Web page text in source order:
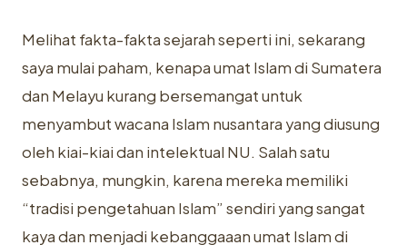
Melihat fakta-fakta sejarah seperti ini, sekarang
saya mulai paham, kenapa umat Islam di Sumatera
dan Melayu kurang bersemangat untuk
menyambut wacana Islam nusantara yang diusung
oleh kiai-kiai dan intelektual NU. Salah satu
sebabnya, mungkin, karena mereka memiliki
“tradisi pengetahuan Islam” sendiri yang sangat
kaya dan menjadi kebanggaaan umat Islamdi